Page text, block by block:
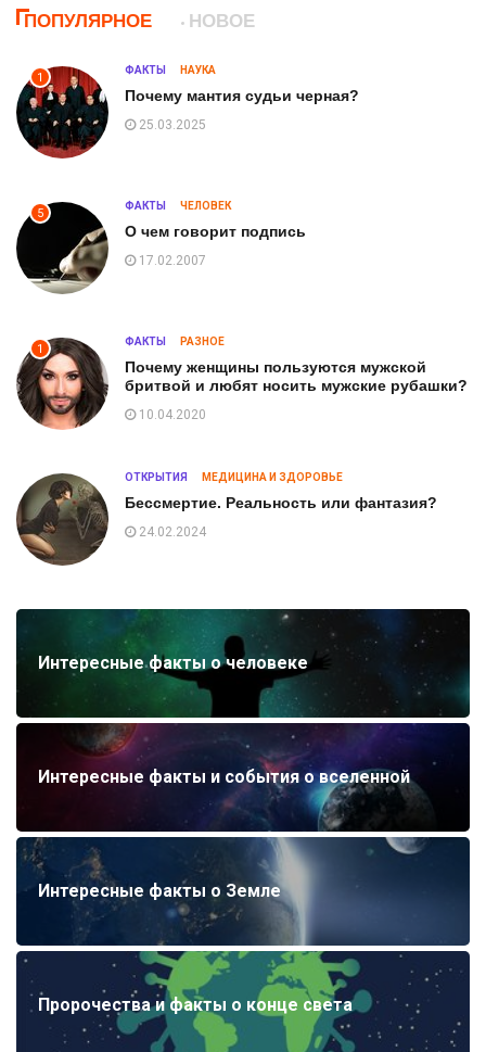
ПОПУЛЯРНОЕ НОВОЕ
1
ФАКТЫ НАУКА
Почему мантия судьи черная?
25.03.2025
5
ФАКТЫ ЧЕЛОВЕК
О чем говорит подпись
17.02.2007
1
ФАКТЫ РАЗНОЕ
Почему женщины пользуются мужской
бритвой и любят носить мужские рубашки?
10.04.2020
ОТКРЫТИЯ МЕДИЦИНА И ЗДОРОВЬЕ
Бессмертие. Реальность или фантазия?
24.02.2024
Интересные факты о человеке
Интересные факты и события о вселенной
Интересные факты о Земле
Пророчества и факты о конце света